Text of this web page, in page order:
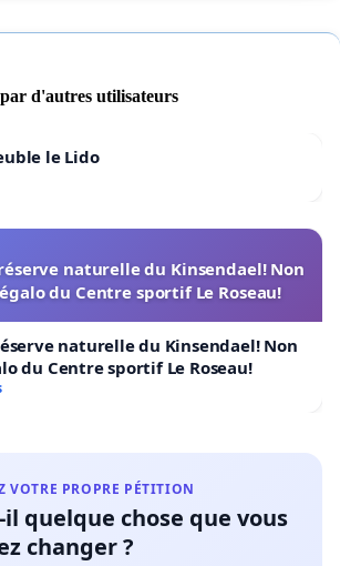
d'autres utilisateurs
le Lido
naturelle du Kinsendael! Non
du Centre sportif Le Roseau!
naturelle du Kinsendael! Non
du Centre sportif Le Roseau!
VOTRE PROPRE PÉTITION
il quelque chose que vous
changer ?